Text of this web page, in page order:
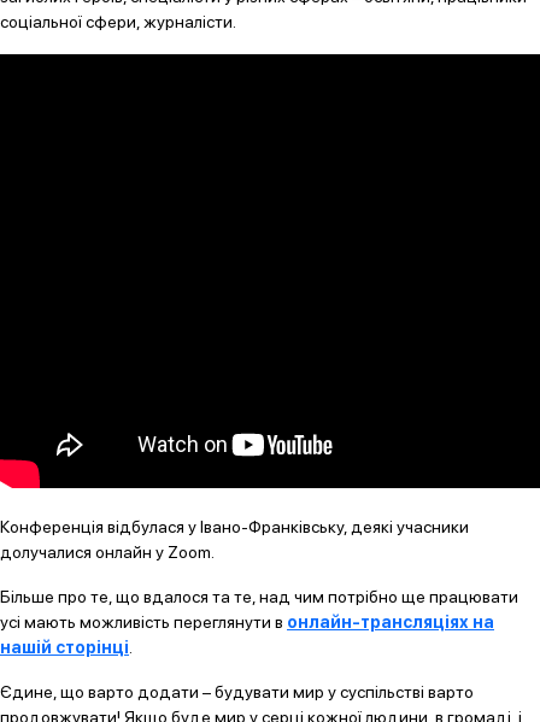
соціальної сфери, журналісти.
Конференція відбулася у Івано-Франківську, деякі учасники
долучалися онлайн у Zoom.
Більше про те, що вдалося та те, над чим потрібно ще працювати
усі мають можливість переглянути в онлайн-трансляціях на
нашій сторінці
Єдине, що варто додати – будувати мир у суспільстві варто
продовжувати! Якщо буде мир у серці кожної людини, в громаді, і,